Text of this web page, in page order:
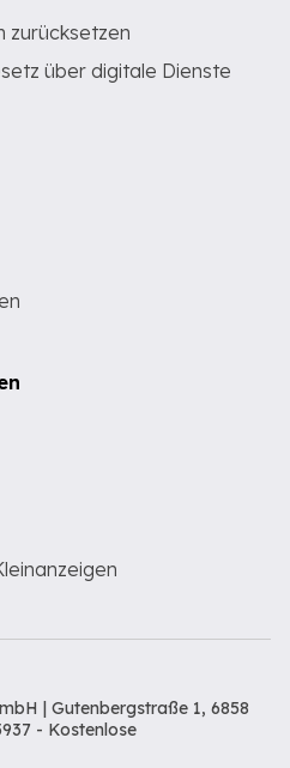
zurücksetzen
über digitale Dienste
| Gutenbergstraße 1, 6858
- Kostenlose